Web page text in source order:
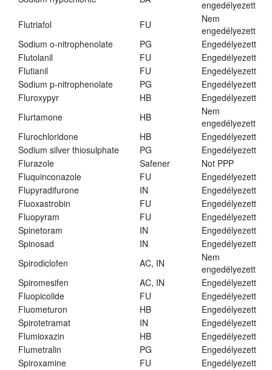
engedélyezett
Flutriafol
FU
Nem
engedélyezett
Sodium o-nitrophenolate
PG
Engedélyezett
Flutolanil
FU
Engedélyezett
Flutianil
FU
Engedélyezett
Sodium p-nitrophenolate
PG
Engedélyezett
Fluroxypyr
HB
Engedélyezett
Flurtamone
HB
Nem
engedélyezett
Flurochloridone
HB
Engedélyezett
Sodium silver thiosulphate
PG
Engedélyezett
Flurazole
Safener
Not PPP
Fluquinconazole
FU
Engedélyezett
Flupyradifurone
IN
Engedélyezett
Fluoxastrobin
FU
Engedélyezett
Fluopyram
FU
Engedélyezett
Spinetoram
IN
Engedélyezett
Spinosad
IN
Engedélyezett
Spirodiclofen
AC, IN
Nem
engedélyezett
Spiromesifen
AC, IN
Engedélyezett
Fluopicolide
FU
Engedélyezett
Fluometuron
HB
Engedélyezett
Spirotetramat
IN
Engedélyezett
Flumioxazin
HB
Engedélyezett
Flumetralin
PG
Engedélyezett
Spiroxamine
FU
Engedélyezett